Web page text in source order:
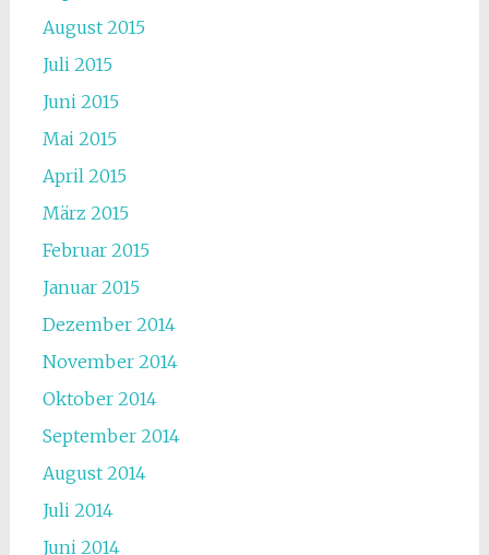
August 2015
Juli 2015
Juni 2015
Mai 2015
April 2015
März 2015
Februar 2015
Januar 2015
Dezember 2014
November 2014
Oktober 2014
September 2014
August 2014
Juli 2014
Juni 2014